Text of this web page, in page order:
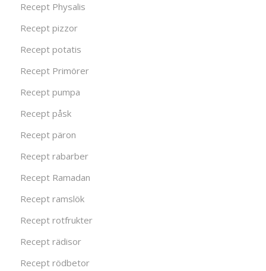
Recept Physalis
Recept pizzor
Recept potatis
Recept Primörer
Recept pumpa
Recept påsk
Recept päron
Recept rabarber
Recept Ramadan
Recept ramslök
Recept rotfrukter
Recept rädisor
Recept rödbetor